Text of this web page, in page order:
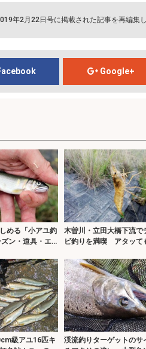
年2月22日号に掲載された記事を再編集
Google+
める「小アユ釣
ン・道具・エ
木曽川・立田大橋下流で
ビ釣りを満喫 アタッて
級アユ16匹キ
渓流釣りターゲットのサ